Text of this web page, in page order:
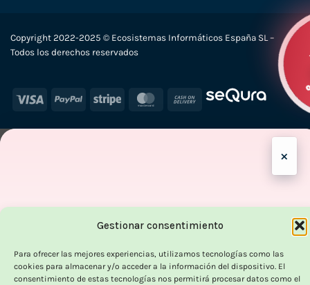
Gestionar consentimiento
Para ofrecer las mejores experiencias, utilizamos tecnologías como las
cookies para almacenar y/o acceder a la información del dispositivo. El
consentimiento de estas tecnologías nos permitirá procesar datos como el
Copyright 2022-2025 © Ecosistemas Informáticos España SL –
Todos los derechos reservados
Visa PayPal Stripe MasterCard
Cash
×
OUTLET VORPC
Calidad probada,